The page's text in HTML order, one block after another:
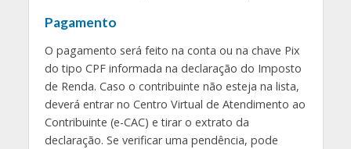
Pagamento
O pagamento será feito na conta ou na chave Pix
do tipo CPF informada na declaração do Imposto
de Renda. Caso o contribuinte não esteja na lista,
deverá entrar no Centro Virtual de Atendimento ao
Contribuinte (e-CAC) e tirar o extrato da
declaração. Se verificar uma pendência, pode